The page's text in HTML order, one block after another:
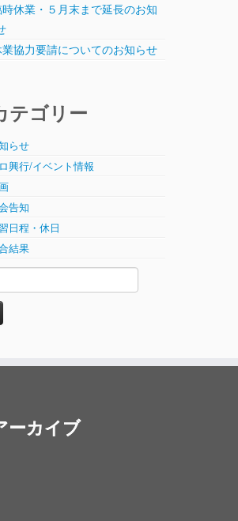
休業・５月末まで延長のお知
協力要請についてのお知らせ
テゴリー
らせ
興行/イベント情報
告知
日程・休日
結果
ーカイブ